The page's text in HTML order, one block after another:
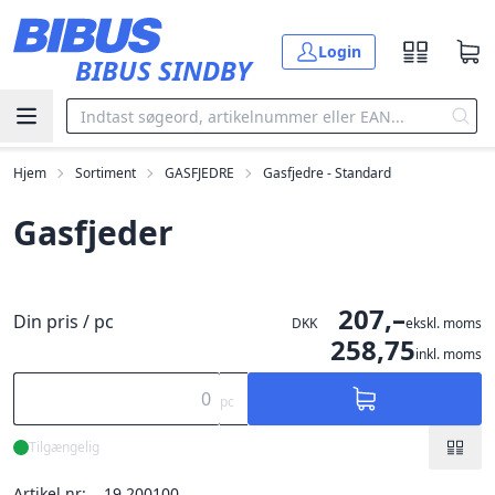
BIBUS SINDBY
Login
Hjem Sortiment GASFJEDRE Gasfjedre - Standard
Gasfjeder
Din pris / pc DKK 207,–ekskl. moms
258,75inkl. moms
pc
Tilgængelig